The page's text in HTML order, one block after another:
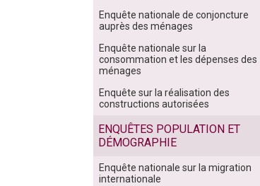
Enquête nationale de conjoncture
auprès des ménages
Enquête nationale sur la
consommation et les dépenses des
ménages
Enquête sur la réalisation des
constructions autorisées
ENQUÊTES POPULATION ET
DÉMOGRAPHIE
Enquête nationale sur la migration
internationale